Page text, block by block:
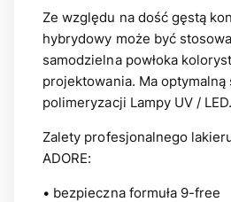
Ze względu na dość gęstą
hybrydowy może być
samodzielna powłoka
projektowania. Ma optymalną
polimeryzacji Lampy UV / LED.
Zalety profesjonalnego
ADORE:
• bezpieczna formuła 9-free